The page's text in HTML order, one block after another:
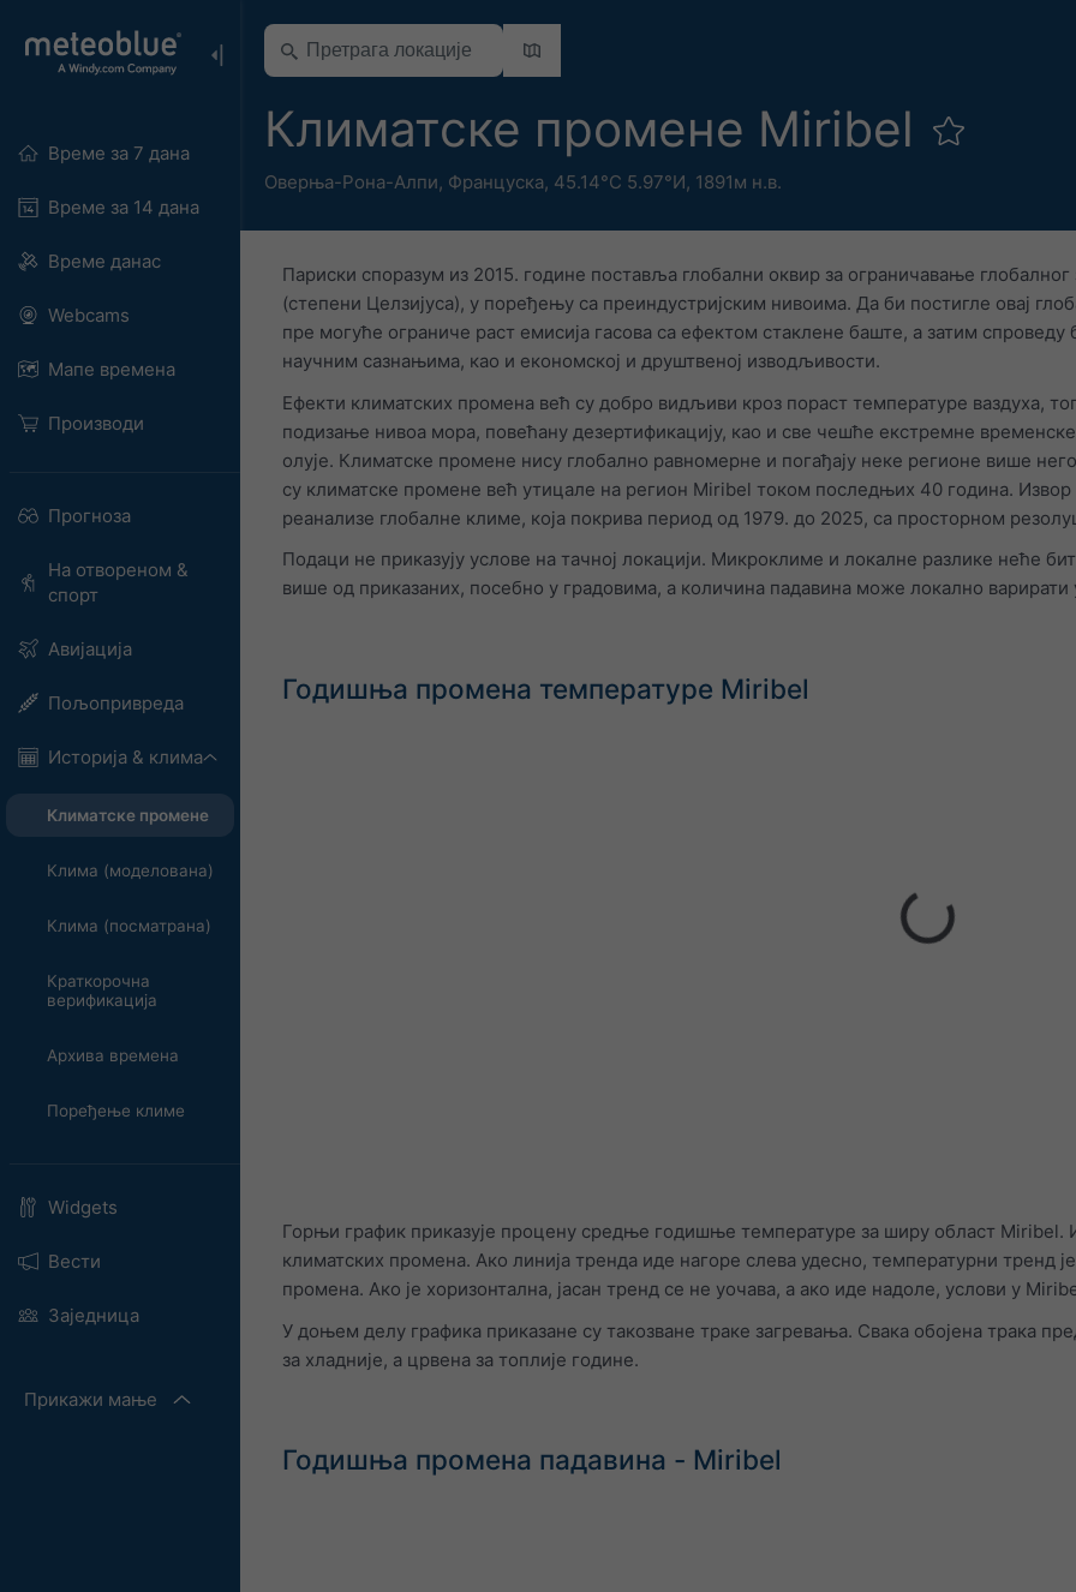
Време за 7 дана
Време за 14 дана
Време данас
Webcams
Мапе времена
Производи
Прогноза
На отвореном &
спорт
Авијација
Пољопривреда
Историја & клима
Климатске промене
Клима (моделована)
Клима (посматрана)
Краткорочна
верификација
Архива времена
Поређење климе
Widgets
Вести
Заједница
Прикажи мање
Климатске промене Miribel
Оверња-Рона-Алпи, Француска, 45.14°С 5.97°И, 1891м н.в.
Париски споразум из 2015. године поставља глобални оквир за ограничавање
(степени Целзијуса), у поређењу са преиндустријским нивоима. Да би постигле овај
пре могуће ограниче раст емисија гасова са ефектом стаклене баште, а затим
научним сазнањима, као и економској и друштвеној изводљивости.
Ефекти климатских промена већ су добро видљиви кроз пораст температуре ваздуха,
подизање нивоа мора, повећану дезертификацију, као и све чешће екстремне
олује. Климатске промене нису глобално равномерне и погађају неке регионе више
су климатске промене већ утицале на регион Miribel током последњих 40 година. Извор
рeанализе глобалне климе, која покрива период од 1979. до 2025, са просторном
Подаци не приказују услове на тачној локацији. Микроклиме и локалне разлике неће
више од приказаних, посебно у градовима, а количина падавина може локално варирати
Годишња промена температуре Miribel
Горњи график приказује процену средње годишње температуре за ширу област Miribel.
климатских промена. Ако линија тренда иде нагоре слева удесно, температурни тренд
промена. Ако је хоризонтална, јасан тренд се не уочава, а ако иде надоле, услови у
У доњем делу графика приказане су такозване траке загревања. Свака обојена трака
за хладније, а црвена за топлије године.
Годишња промена падавина - Miribel